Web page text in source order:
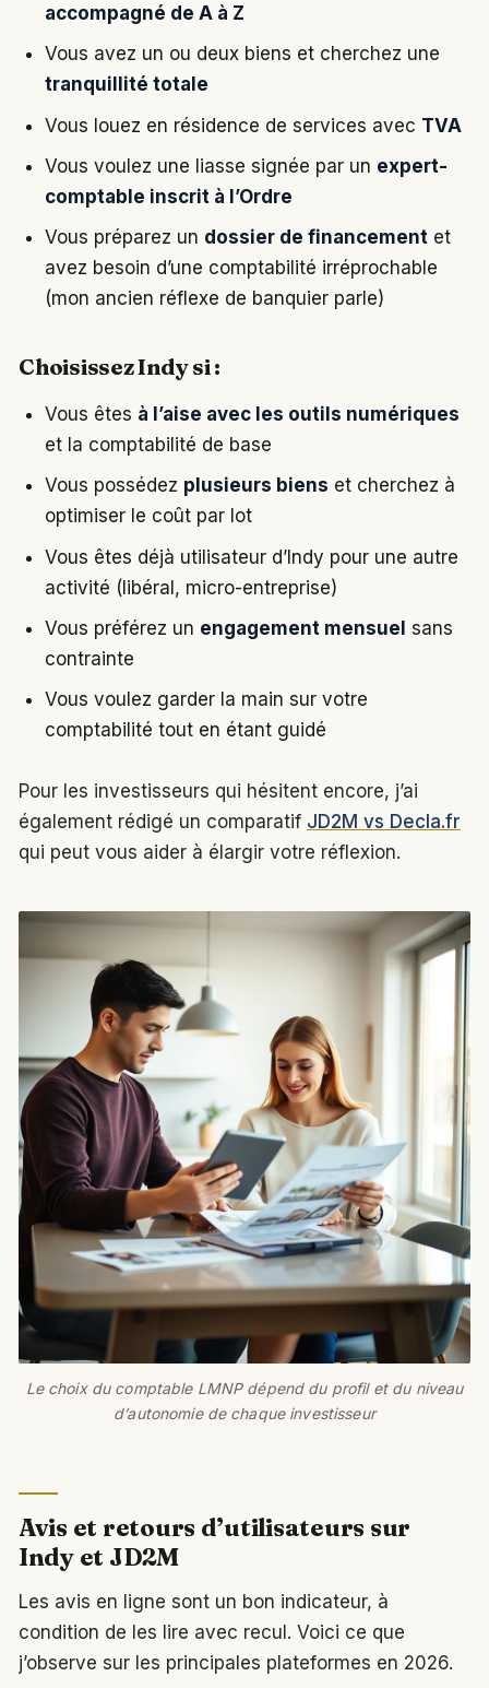
accompagné de A à Z
Vous avez un ou deux biens et cherchez une
tranquillité totale
Vous louez en résidence de services avec TVA
Vous voulez une liasse signée par un expert-
comptable inscrit à l’Ordre
Vous préparez un dossier de financementet
avez besoin d’une comptabilité irréprochable
(mon ancien réflexe de banquier parle)
Choisissez Indy si :
Vous êtes à l’aise avec les outils numériques
et la comptabilité de base
Vous possédez plusieurs biens et cherchez à
optimiser le coût par lot
Vous êtes déjà utilisateur d’Indy pour une autre
activité (libéral, micro-entreprise)
Vous préférez un engagement mensuel sans
contrainte
Vous voulez garder la main sur votre
comptabilité tout en étant guidé
Pour les investisseurs qui hésitent encore, j’ai
également rédigé un comparatif JD2M vs Decla.fr
qui peut vous aider à élargir votre réflexion.
Le choix du comptable LMNP dépend du profil et du niveau
d’autonomie de chaque investisseur
Avis et retours d’utilisateurs sur
Indy et JD2M
Les avis en ligne sont un bon indicateur, à
condition de les lire avec recul. Voici ce que
j’observe sur les principales plateformes en 2026.